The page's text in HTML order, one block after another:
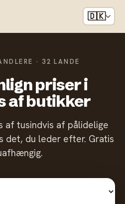
🇩🇰
· 32 LANDE
priser i
af butikker
af tusindvis af pålidelige
det, du leder efter. Gratis